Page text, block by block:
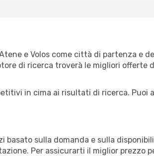
e Volos come città di partenza e
di ricerca troverà le migliori offerte
in cima ai risultati di ricerca. Puoi
sulla domanda e sulla
Per assicurarti il miglior prezzo